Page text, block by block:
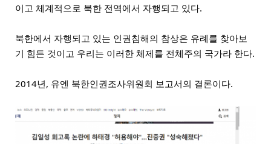
이고 체계적으로 북한 전역에서 자행되고 있다.
북한에서 자행되고 있는 인권침해의 참상은 유례를 찾아보
2014년, 유엔 북한인권조사위원회 보고서의 결론이다.